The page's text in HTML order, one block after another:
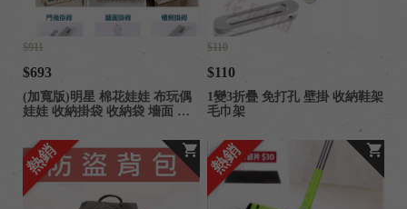
$911
$693
(加寬版)明星 棉花娃娃 布玩偶
娃娃 收納掛袋 收納袋 墻面 櫃
$110
$110
1變3折疊 免打孔 壁掛 收納鞋架
毛巾架
熱銷 熱銷